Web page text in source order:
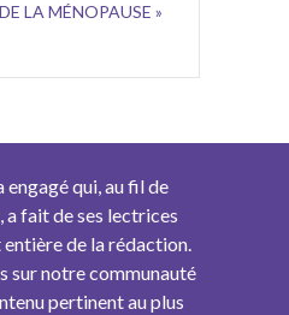
LA MÉNOPAUSE »
engagé qui, au fil de
fait de ses lectrices
de la rédaction.
sur notre communauté
pertinent au plus